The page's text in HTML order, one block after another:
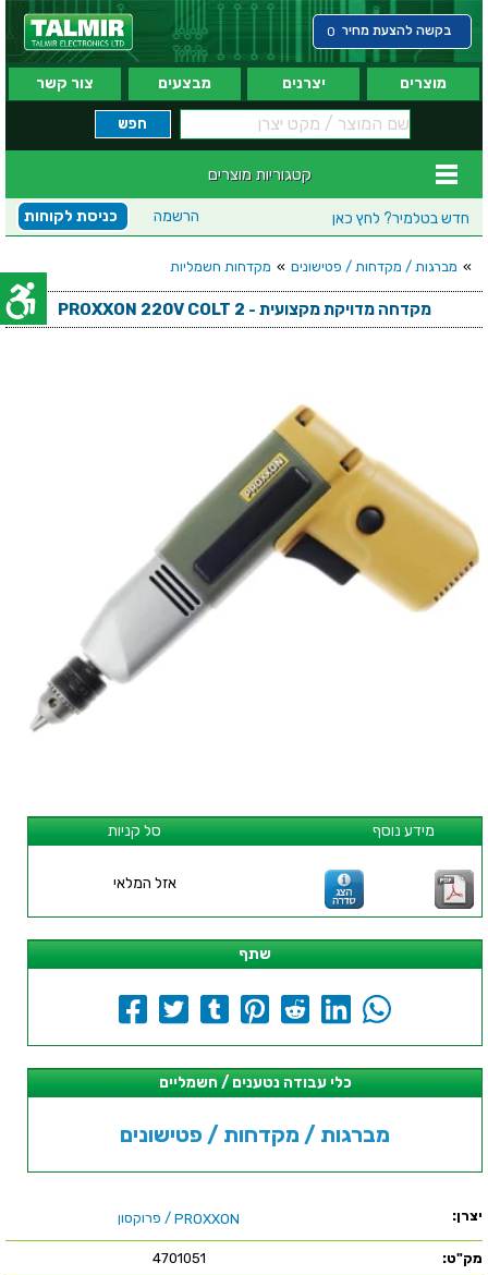
בקשה להצעת מחיר 0
מוצרים יצרנים מבצעים צור קשר
קטגוריות מוצרים
חדש בטלמיר? לחץ כאן כניסת לקוחות הרשמה
» מברגות / מקדחות / פטישונים » מקדחות חשמליות
מקדחה מדויקת מקצועית - PROXXON 220V COLT 2
סל קניות מידע נוסף
אזל המלאי
שתף
כלי עבודה נטענים / חשמליים
מברגות / מקדחות / פטישונים
יצרן: PROXXON / פרוקסון
מק"ט: 4701051